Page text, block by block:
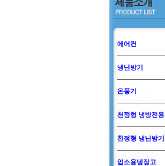
에어컨
냉난방기
온풍기
천정형 냉방전용
천정형 냉난방기
업소용냉장고